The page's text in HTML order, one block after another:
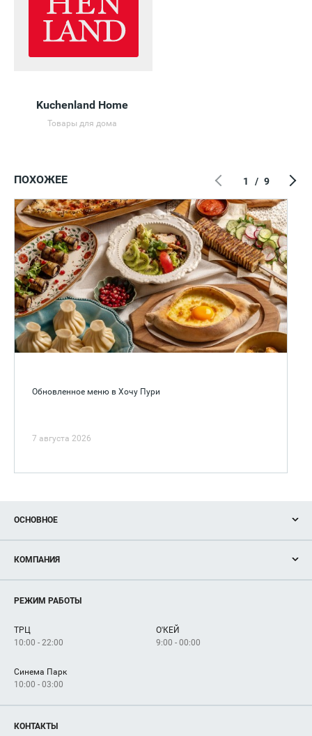
Kuchenland Home
Товары для дома
ПОХОЖЕЕ
Обновленное меню в Хочу Пури
7 августа 2026
1 / 9
ОСНОВНОЕ
Новости
Магазины
Услуги
КОМПАНИЯ
Рекламодателям
Как добраться
РЕЖИМ РАБОТЫ
ТРЦ
10:00 - 22:00
О'КЕЙ
9:00 - 00:00
Синема Парк
10:00 - 03:00
КОНТАКТЫ